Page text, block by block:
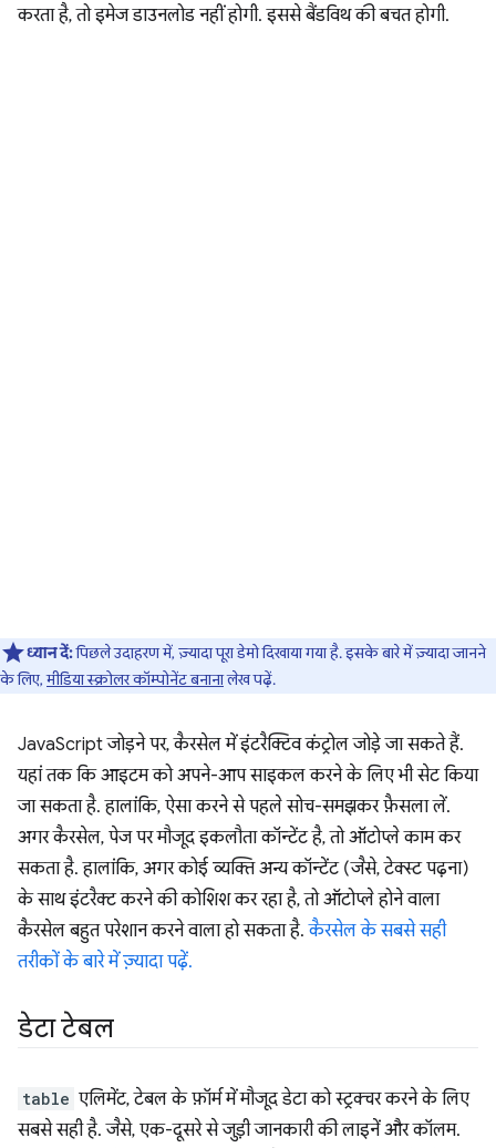
करता है, तो इमेज डाउनलोड नहीं होगी. इससे बैंडविथ की बचत होगी.
ध्यान दें:पिछले उदाहरण में, ज़्यादा पूरा डेमो दिखाया गया है. इसके बारे में ज़्यादा जानने
के लिए,मीडिया स्क्रोलर कॉम्पोनेंट बनानालेख पढ़ें.
JavaScript जोड़ने पर, कैरसेल में इंटरैक्टिव कंट्रोल जोड़े जा सकते हैं.
यहां तक कि आइटम को अपने-आप साइकल करने के लिए भी सेट किया
जा सकता है. हालांकि, ऐसा करने से पहले सोच-समझकर फ़ैसला लें.
अगर कैरसेल, पेज पर मौजूद इकलौता कॉन्टेंट है, तो ऑटोप्ले काम कर
सकता है. हालांकि, अगर कोई व्यक्ति अन्य कॉन्टेंट (जैसे, टेक्स्ट पढ़ना)
के साथ इंटरैक्ट करने की कोशिश कर रहा है, तो ऑटोप्ले होने वाला
कैरसेल बहुत परेशान करने वाला हो सकता है.कैरसेल के सबसे सही
तरीकों के बारे में ज़्यादा पढ़ें.
डेटा टेबल
table एलिमेंट, टेबल के फ़ॉर्म में मौजूद डेटा को स्ट्रक्चर करने के लिए
सबसे सही है. जैसे, एक-दूसरे से जुड़ी जानकारी की लाइनें और कॉलम.